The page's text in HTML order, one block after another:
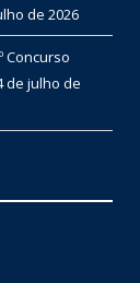
de 2026
Concurso
de julho de